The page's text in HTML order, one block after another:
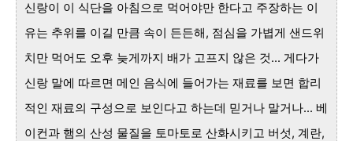
신랑이 이 식단을 아침으로 먹어야만 한다고 주장하는 이
유는 추위를 이길 만큼 속이 든든해, 점심을 가볍게 샌드위
치만 먹어도 오후 늦게까지 배가 고프지 않은 것... 게다가
신랑 말에 따르면 메인 음식에 들어가는 재료를 보면 합리
적인 재료의 구성으로 보인다고 하는데 믿거나 말거나... 베
이컨과 햄의 산성 물질을 토마토로 산화시키고 버섯, 계란,